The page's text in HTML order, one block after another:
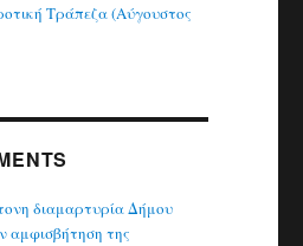
Τράπεζα (Αύγουστος
διαμαρτυρία Δήμου
αμφισβήτηση της